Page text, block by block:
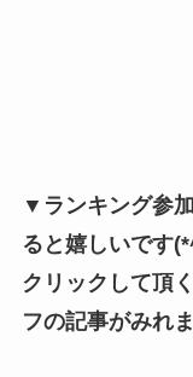
▼ランキング参
ると嬉しいです
クリックして頂
フの記事がみれ